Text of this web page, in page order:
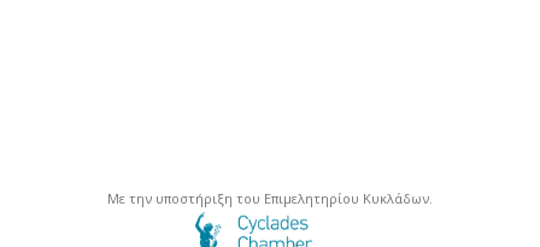
Με την υποστήριξη του Επιμελητηρίου Κυκλάδων.